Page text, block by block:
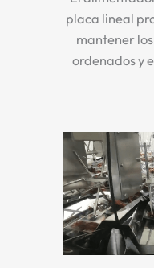
placa lineal
mantener
ordenados y